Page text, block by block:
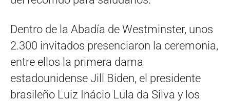
Dentro de la Abadía de Westminster, unos
2.300 invitados presenciaron la ceremonia,
entre ellos la primera dama
estadounidense Jill Biden, el presidente
brasileño Luiz Inácio Lula da Silva y los